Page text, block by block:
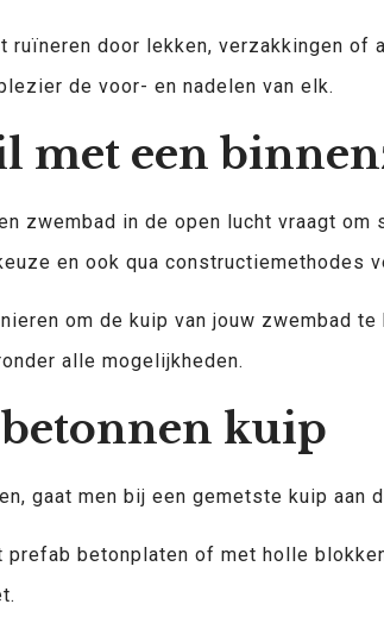
door lekken, verzakkingen of
de voor- en nadelen van elk.
met een
zwembad in de open lucht vraagt
en ook qua
om de kuip van jouw zwembad
alle mogelijkheden.
betonnen kuip
gaat men bij een gemetste kuip
prefab betonplaten of met holle